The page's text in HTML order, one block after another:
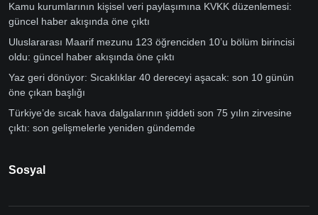
Kamu kurumlarının kişisel veri paylaşımına KVKK düzenlemesi:
güncel haber akışında öne çıktı
Uluslararası Maarif mezunu 123 öğrenciden 10’u bölüm birincisi
oldu: güncel haber akışında öne çıktı
Yaz geri dönüyor: Sıcaklıklar 40 dereceyi aşacak: son 10 günün
öne çıkan başlığı
Türkiye’de sıcak hava dalgalarının şiddeti son 75 yılın zirvesine
çıktı: son gelişmelerle yeniden gündemde
Sosyal